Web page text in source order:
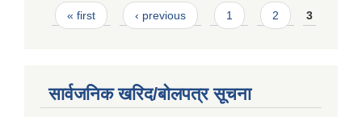
Pages
« first ‹ previous 1 2 3
सार्वजनिक खरिद/बोलपत्र सूचना